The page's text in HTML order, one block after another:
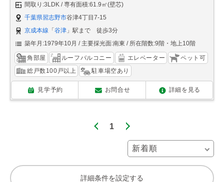
間取り:3LDK
専有面積:61.9㎡(壁芯)
千葉県習志野市谷津4丁目7-15
京成本線 「 谷津 」駅まで 徒歩3分
築年月:1979年10月
主要採光面:南東 所在階数:9階・地上10階
角部屋 ルーフバルコニー エレベーター
ペット可
総戸数100戸以上
駐車場空あり
見学予約 お問合せ 詳細を見る
1
詳細条件を設定する